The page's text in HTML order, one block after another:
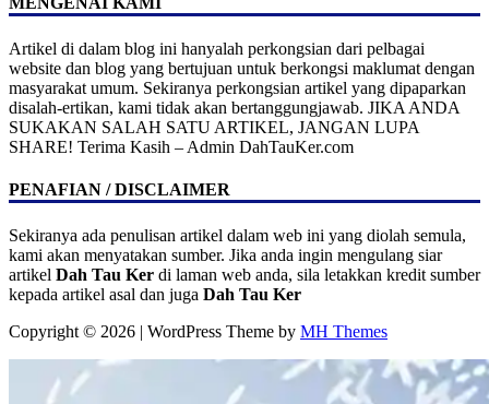
Artikel di dalam blog ini hanyalah perkongsian dari pelbagai
website dan blog yang bertujuan untuk berkongsi maklumat dengan
masyarakat umum. Sekiranya perkongsian artikel yang dipaparkan
disalah-ertikan, kami tidak akan bertanggungjawab. JIKA ANDA
SUKAKAN SALAH SATU ARTIKEL, JANGAN LUPA
SHARE! Terima Kasih – Admin DahTauKer.com
PENAFIAN / DISCLAIMER
Sekiranya ada penulisan artikel dalam web ini yang diolah semula,
kami akan menyatakan sumber. Jika anda ingin mengulang siar
artikel Dah Tau Ker di laman web anda, sila letakkan kredit sumber
kepada artikel asal dan juga Dah Tau Ker
Copyright © 2026 | WordPress Theme by MH Themes